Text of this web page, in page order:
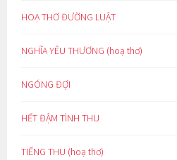
HOẠ THƠ ĐƯỜNG LUẬT
NGHĨA YÊU THƯƠNG (hoạ thơ)
NGÓNG ĐỢI
HẾT ĐẬM TÌNH THU
TIẾNG THU (hoạ thơ)